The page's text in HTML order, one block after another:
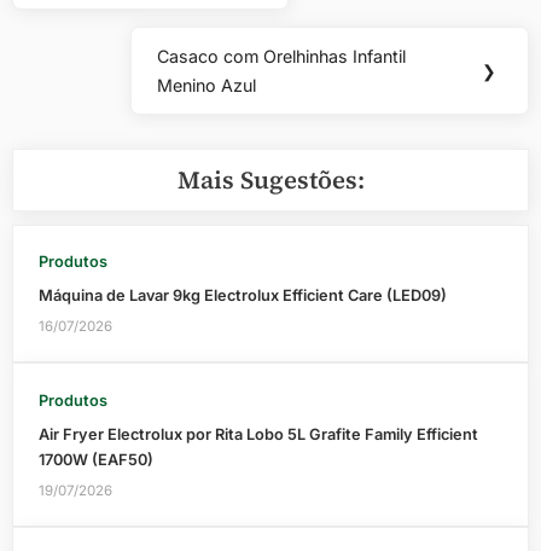
Next
Post:
Casaco com Orelhinhas Infantil
Menino Azul
❯
Mais Sugestões:
Produtos
Máquina de Lavar 9kg Electrolux Efficient Care (LED09)
16/07/2026
Produtos
Air Fryer Electrolux por Rita Lobo 5L Grafite Family Efficient
1700W (EAF50)
19/07/2026